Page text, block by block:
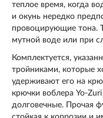
теплое время, когда
и окунь нередко
провоцирующие тона.
мутной воде или при
Комплектуется,
тройниками, которые
удерживают его на
крючки воблера Yo-
долговечные. Прочая